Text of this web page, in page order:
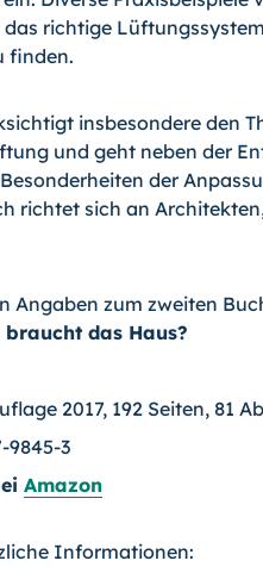
richtige
finden.
insbesondere den
und geht neben der
der
richtet sich an
Angaben zum zweiten
das Haus?
2017, 192 Seiten, 81
9845-3
Amazon
Informationen: